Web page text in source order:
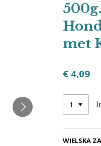
met
€ 4,09
WIELSKA